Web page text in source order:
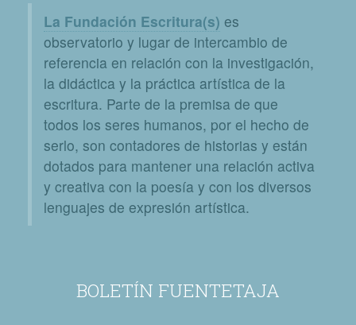
La Fundación Escritura(s) es
observatorio y lugar de intercambio de
referencia en relación con la investigación,
la didáctica y la práctica artística de la
escritura. Parte de la premisa de que
todos los seres humanos, por el hecho de
serlo, son contadores de historias y están
dotados para mantener una relación activa
y creativa con la poesía y con los diversos
lenguajes de expresión artística.
BOLETÍN FUENTETAJA